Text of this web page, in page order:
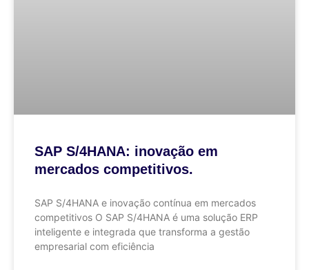
SAP S/4HANA: inovação em
mercados competitivos.
SAP S/4HANA e inovação contínua em mercados
competitivos O SAP S/4HANA é uma solução ERP
inteligente e integrada que transforma a gestão
empresarial com eficiência